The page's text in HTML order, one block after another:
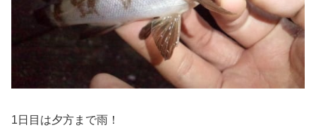
1日目は夕方まで雨！